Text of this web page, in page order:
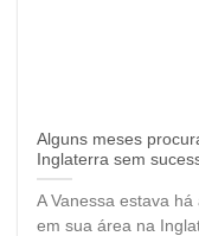
Alguns meses
Inglaterra sem
A Vanessa estava
em sua área na